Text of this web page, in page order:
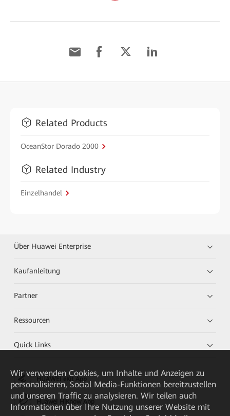
Related Products
OceanStor Dorado 2000
Related Industry
Einzelhandel
Über Huawei Enterprise
Kaufanleitung
Partner
Ressourcen
Quick Links
HUAWEI eKit App
Huawei HiKnow App
Wir verwenden Cookies, um Inhalte und Anzeigen zu
personalisieren, Social Media-Funktionen bereitzustellen
und unseren Traffic zu analysieren. Wir teilen auch
Informationen über Ihre Nutzung unserer Website mit